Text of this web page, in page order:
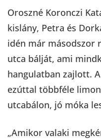
Oroszné Koronczi
kislány, Petra és
idén már másodszor
utca bálját, ami
hangulatban zajlott.
ezúttal többféle
utcabálon, jó móka
„Amikor valaki